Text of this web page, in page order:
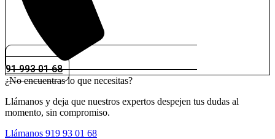
91 993 01 68
¿No encuentras lo que necesitas?
Llámanos y deja que nuestros expertos despejen tus dudas al
momento, sin compromiso.
Llámanos 919 93 01 68